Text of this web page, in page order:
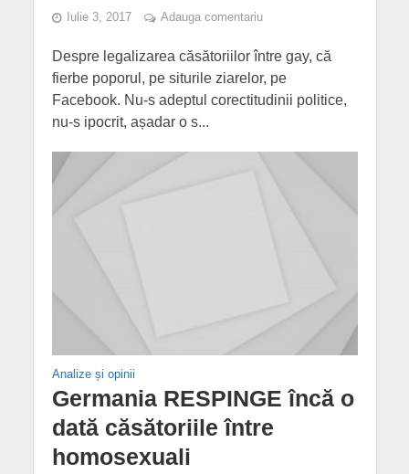
Iulie 3, 2017 Adauga comentariu
Despre legalizarea căsătoriilor între gay, că
fierbe poporul, pe siturile ziarelor, pe
Facebook. Nu-s adeptul corectitudinii politice,
nu-s ipocrit, așadar o s...
Analize și opinii
Germania RESPINGE încă o
dată căsătoriile între
homosexuali